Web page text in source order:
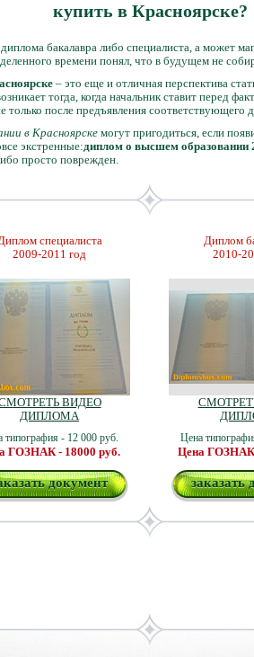
купить в Красноярске?
бакалавра либо специалиста, а может
времени понял, что в будущем не
– это еще и отличная перспектива
тогда, когда начальник ставит перед
после предъявления соответствующего
в Красноярскемогут пригодиться, если
экстренные:диплом о высшем образовании
просто поврежден.
специалиста
2009-2011 год
ВИДЕО
ДИПЛОМА
типография - 12 000 руб.
ГОЗНАК - 18000 руб.
документ
Диплом
2010-
Цена
Цена ГОЗНАК
заказать